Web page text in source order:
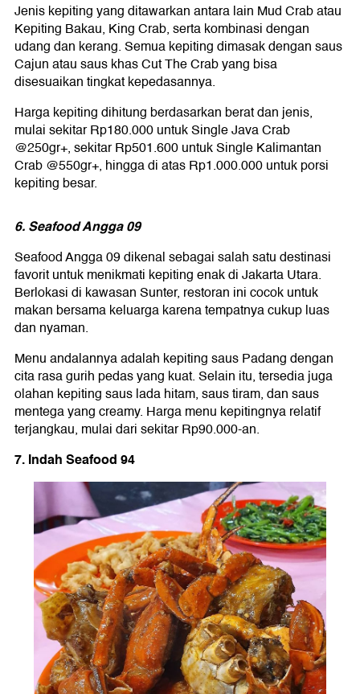
Jenis kepiting yang ditawarkan antara lain Mud Crab atau
Kepiting Bakau, King Crab, serta kombinasi dengan
udang dan kerang. Semua kepiting dimasak dengan saus
Cajun atau saus khas Cut The Crab yang bisa
disesuaikan tingkat kepedasannya.
Harga kepiting dihitung berdasarkan berat dan jenis,
mulai sekitar Rp180.000 untuk Single Java Crab
@250gr+, sekitar Rp501.600 untuk Single Kalimantan
Crab @550gr+, hingga di atas Rp1.000.000 untuk porsi
kepiting besar.
6. Seafood Angga 09
Seafood Angga 09 dikenal sebagai salah satu destinasi
favorit untuk menikmati kepiting enak di Jakarta Utara.
Berlokasi di kawasan Sunter, restoran ini cocok untuk
makan bersama keluarga karena tempatnya cukup luas
dan nyaman.
Menu andalannya adalah kepiting saus Padang dengan
cita rasa gurih pedas yang kuat. Selain itu, tersedia juga
olahan kepiting saus lada hitam, saus tiram, dan saus
mentega yang creamy. Harga menu kepitingnya relatif
terjangkau, mulai dari sekitar Rp90.000-an.
7. Indah Seafood 94